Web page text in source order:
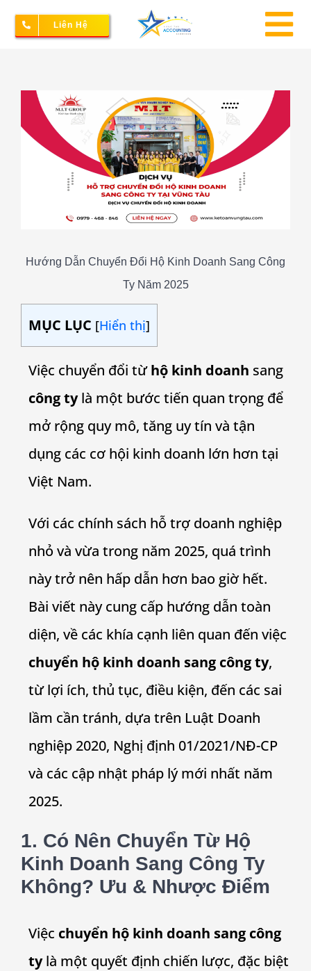
Liên Hệ
Kế toán – Thuế
Dịch vụ doanh nghiệp
View
Larger
Image
Hướng Dẫn Chuyển Đổi Hộ Kinh Doanh Sang Công
Ty Năm 2025
MỤC LỤC [Hiển thị]
Việc chuyển đổi từhộ kinh doanh sang
công tylà một bước tiến quan trọng để
mở rộng quy mô, tăng uy tín và tận
dụng các cơ hội kinh doanh lớn hơn tại
Việt Nam.
Với các chính sách hỗ trợ doanh nghiệp
nhỏ và vừa trong năm 2025, quá trình
này trở nên hấp dẫn hơn bao giờ hết.
Bài viết này cung cấp hướng dẫn toàn
diện, về các khía cạnh liên quan đến việc
chuyển hộ kinh doanh sang công ty,
từ lợi ích, thủ tục, điều kiện, đến các sai
lầm cần tránh, dựa trên Luật Doanh
nghiệp 2020, Nghị định 01/2021/NĐ-CP
và các cập nhật pháp lý mới nhất năm
2025.
1. Có Nên Chuyển Từ Hộ
Kinh Doanh Sang Công Ty
Không? Ưu & Nhược Điểm
Việc chuyển hộ kinh doanh sang công
tylà một quyết định chiến lược, đặc biệt